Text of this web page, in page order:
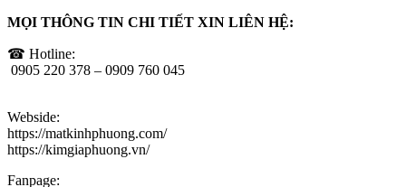
MỌI THÔNG TIN CHI TIẾT XIN LIÊN HỆ:
☎ Hotline:
0905 220 378 – 0909 760 045
Webside:
https://matkinhphuong.com/
https://kimgiaphuong.vn/
Fanpage: